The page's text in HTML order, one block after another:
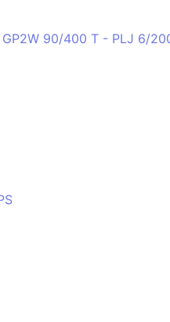
90/400 T - PLJ 6/